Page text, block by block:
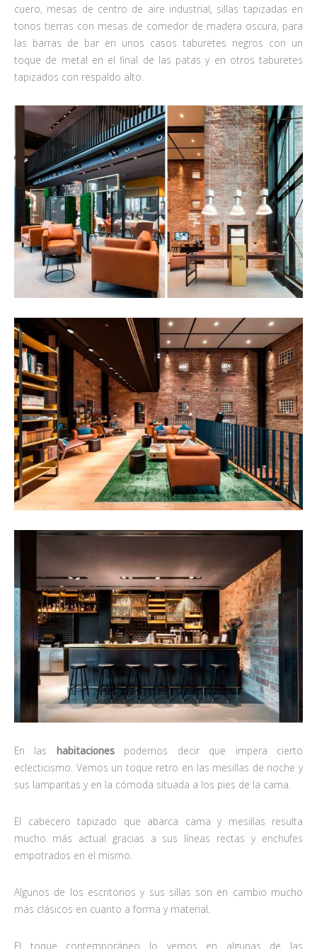
cuero, mesas de centro de aire industrial, sillas tapizadas en
tonos tierras con mesas de comedor de madera oscura, para
las barras de bar en unos casos taburetes negros con un
toque de metal en el final de las patas y en otros taburetes
tapizados con respaldo alto.
En las habitacionespodemos decir que impera cierto
eclecticismo. Vemos un toque retro en las mesillas de noche y
sus lamparitas y en la cómoda situada a los pies de la cama.
El cabecero tapizado que abarca cama y mesillas resulta
mucho más actual gracias a sus líneas rectas y enchufes
empotrados en el mismo.
Algunos de los escritorios y sus sillas son en cambio mucho
más clásicos en cuanto a forma y material.
El toque contemporáneo lo vemos en algunas de las